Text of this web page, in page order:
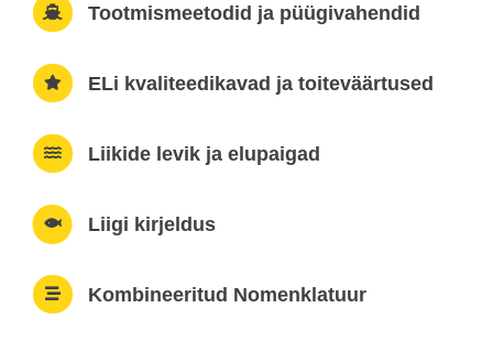
Tootmismeetodid ja püügivahendid
ELi kvaliteedikavad ja toiteväärtused
Liikide levik ja elupaigad
Liigi kirjeldus
Kombineeritud Nomenklatuur